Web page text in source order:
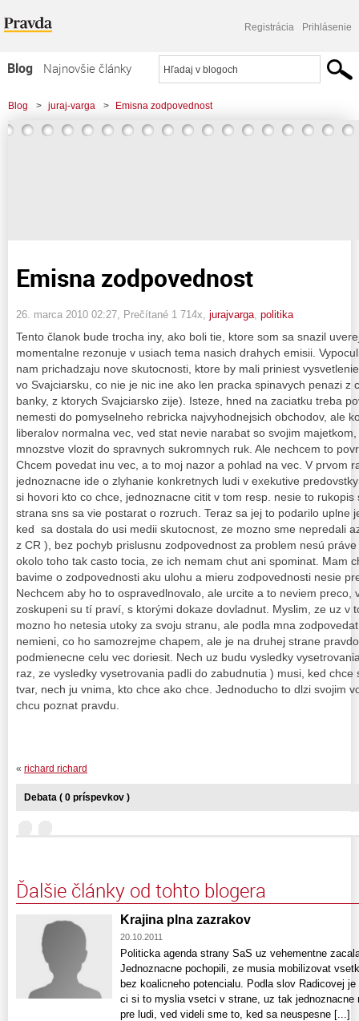
Registrácia Prihlásenie
Blog
Najnovšie články
Najčítanejšie články
Najkomentovanejšie články
Blog > juraj-varga > Emisna zodpovednost
Emisna zodpovednost
26. marca 2010 02:27 , Prečítané 1 714x, jurajvarga politika
Tento članok bude trocha iny, ako boli tie, ktore som sa snazil
momentalne rezonuje v usiach tema nasich drahych emisii.
nam prichadzaju nove skutocnosti, ktore by mali priniest
vo Svajciarsku, co nie je nic ine ako len pracka spinavych penazi z
banky, z ktorych Svajciarsko zije). Isteze, hned na zaciatku treba
nemesti do pomyselneho rebricka najvyhodnejsich obchodov, ale
liberalov normalna vec, ved stat nevie narabat so svojim
mnozstve vlozit do spravnych sukromnych ruk. Ale nechcem to
Chcem povedat inu vec, a to moj nazor a pohlad na vec. V prvom
jednoznacne ide o zlyhanie konkretnych ludi v exekutive
si hovori kto co chce, jednoznacne citit v tom resp. nesie to
strana sns sa vie postarat o rozruch. Teraz sa jej to podarilo uplne
ked sa dostala do usi medii skutocnost, ze mozno sme nepredali
z CR ), bez pochyb prislusnu zodpovednost za problem nesú
okolo toho tak casto tocia, ze ich nemam chut ani spominat. Mam
bavime o zodpovednosti aku ulohu a mieru zodpovednosti nesie
Nechcem aby ho to ospravedlnovalo, ale urcite a to neviem preco,
zoskupeni su tí praví, s ktorými dokaze dovladnut. Myslim, ze uz v
mozno ho netesia utoky za svoju stranu, ale podla mna
nemieni, co ho samozrejme chapem, ale je na druhej strane
podmienecne celu vec doriesit. Nech uz budu vysledky
raz, ze vysledky vysetrovania padli do zabudnutia ) musi, ked
tvar, nech ju vnima, kto chce ako chce. Jednoducho to dlzi svojim
chcu poznat pravdu.
« richard richard
Debata ( 0 príspevkov )
Ďalšie články od tohto blogera
Krajina plna zazrakov
20.10.2011
Politicka agenda strany SaS uz vehementne
Jednoznacne pochopili, ze musia mobilizovat
bez koalicneho potencialu. Podla slov Radicovej
ci si to myslia vsetci v strane, uz tak jednoznacne
pre ludi, ved videli sme to, ked sa neuspesne [...]